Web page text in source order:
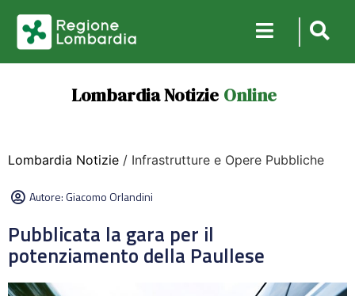
Lombardia Notizie Online
Lombardia Notizie / Infrastrutture e Opere Pubbliche
Autore:Giacomo Orlandini
Pubblicata la gara per il
potenziamento della Paullese